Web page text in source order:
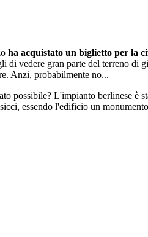
ha acquistato un biglietto per la
di vedere gran parte del terreno di
Anzi, probabilmente no...
possibile? L'impianto berlinese è
essendo l'edificio un